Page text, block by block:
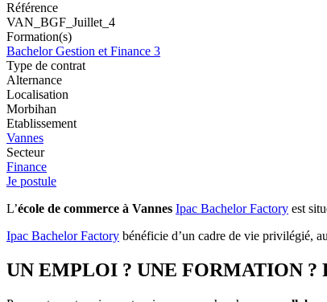
Référence
VAN_BGF_Juillet_4
Formation(s)
Bachelor Gestion et Finance 3
Type de contrat
Alternance
Localisation
Morbihan
Etablissement
Vannes
Secteur
Finance
Je postule
L’école de commerce à Vannes Ipac Bachelor Factory est
Ipac Bachelor Factory bénéficie d’un cadre de vie privilégié,
UN EMPLOI ? UNE FORMATION ?